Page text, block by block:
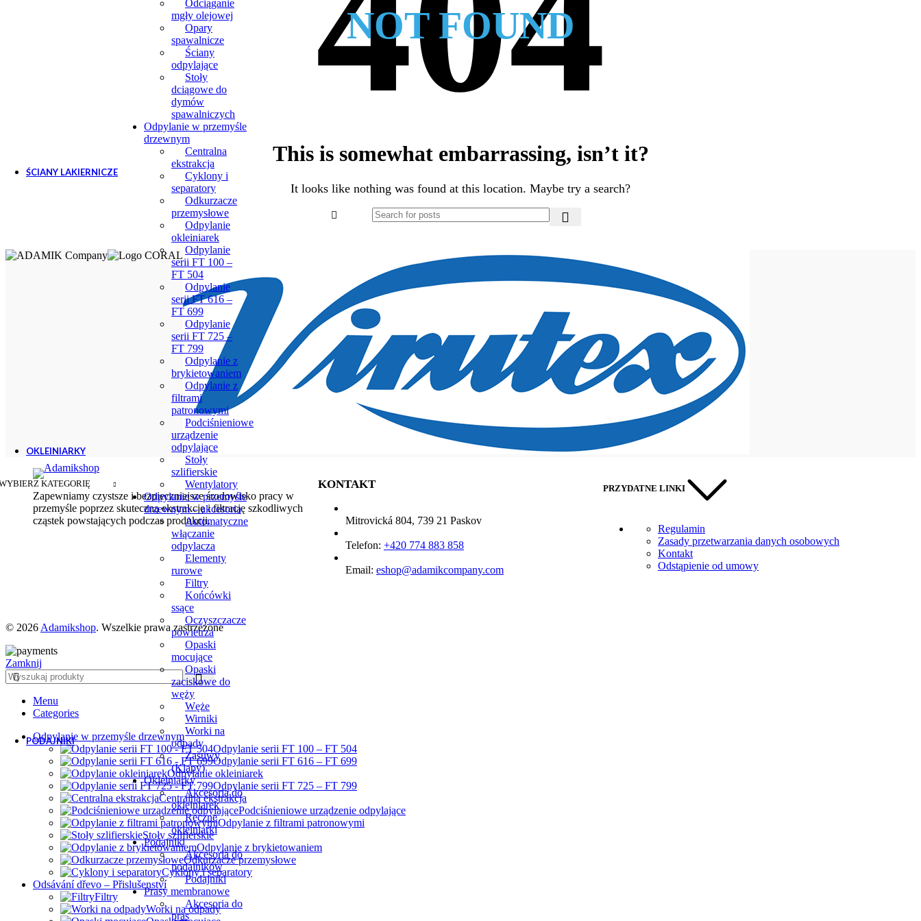
KATEGORIĘ
Odciąganie
mgły olejowej
Opary
spawalnicze
Ściany
odpylające
Stoły
dciągowe do
dymów
spawalniczych
Odpylanie w przemyśle
drzewnym
Centralna
ekstrakcja
Cyklony i
separatory
Odkurzacze
przemysłowe
Odpylanie
okleiniarek
Odpylanie
serii FT 100 –
FT 504
Odpylanie
serii FT 616 –
FT 699
Odpylanie
serii FT 725 –
FT 799
Odpylanie z
brykietowaniem
Odpylanie z
filtrami
patronowymi
Podciśnieniowe
urządzenie
odpylające
Stoły
szlifierskie
Wentylatory
Odpylanie w przemyśle
drzewnym – akcesoria
Automatyczne
włączanie
odpylacza
Elementy
rurowe
Filtry
Końcówki
ssące
Oczyszczacze
powietrza
Opaski
mocujące
Opaski
zaciskowe do
węży
Węże
Wirniki
Worki na
odpady
Zasuwy
(Klapy)
Okleiniarky
Akcesoria do
okleiniarek
Ręczne
okleiniarki
Podajniki
Akcesoria do
podajników
Podajniki
Prasy membranowe
Akcesoria do
pras
ŚCIANY LAKIERNICZE
Ściany lakiernicze
Akcesoria do ścian lakierniczych
Wentylatory do ścian lakierniczych
OKLEINIARKY
Ręczne okleiniarki
Akcesoria do okleiniarek
RĘCZNA OKLEINIARKY
PODAJNIKI
Podajniki
Akcesoria do podajników
NOT FOUND
This is somewhat embarrassing, isn’t it?
It looks like nothing was found at this location. Maybe try a search?
Zapewniamy czystsze i bezpieczniejsze środowisko pracy w
przemyśle poprzez skuteczną ekstrakcję i filtrację szkodliwych
cząstek powstających podczas produkcji.
KONTAKT
Mitrovická 804, 739 21 Paskov
Telefon: +420 774 883 858
Email: eshop@adamikcompany.com
PRZYDATNE LINKI
Regulamin
Zasady przetwarzania danych osobowych
Kontakt
Odstąpienie od umowy
© 2026 Adamikshop. Wszelkie prawa zastrzeżone
Zamknij
Menu
Categories
Strona główna
Blog
Polski